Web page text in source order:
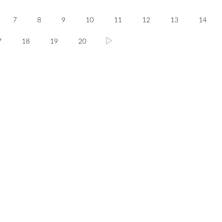
7 8 9 10 11 12 13 14
18 19 20